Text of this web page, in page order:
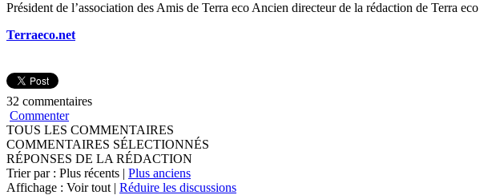
Président de l’association des Amis de Terra eco Ancien directeur de la rédaction de Terra eco
Terraeco.net
32 commentaires
Commenter
TOUS LES COMMENTAIRES
COMMENTAIRES SÉLECTIONNÉS
RÉPONSES DE LA RÉDACTION
Trier par : Plus récents | Plus anciens
Affichage : Voir tout | Réduire les discussions